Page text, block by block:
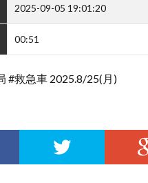
2025-09-05 19:01:20
00:51
#救急車 2025.8/25(月)